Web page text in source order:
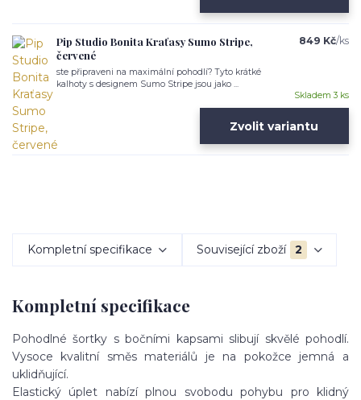
Pip Studio Bonita Kraťasy Sumo Stripe,
červené
ste připraveni na maximální pohodlí? Tyto krátké
kalhoty s designem Sumo Stripe jsou jako ...
849 Kč/ks
Skladem 3 ks
Zvolit variantu
Kompletní specifikace Související zboží 2
Kompletní specifikace
Pohodlné šortky s bočními kapsami slibují skvělé pohodlí.
Vysoce kvalitní směs materiálů je na pokožce jemná a
uklidňující.
Elastický úplet nabízí plnou svobodu pohybu pro klidný